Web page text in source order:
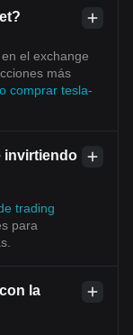
el exchange
más
comprar tesla-
invirtiendo
trading
para
la